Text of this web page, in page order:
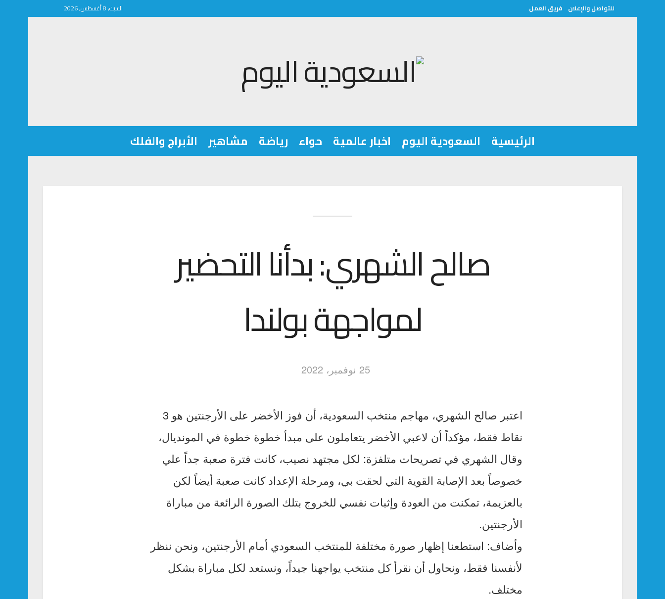
للتواصل والإعلان فريق العمل السبت, 8 أغسطس, 2026
الرئيسية السعودية اليوم اخبار عالمية حواء رياضة مشاهير الأبراج والفلك
صالح الشهري: بدأنا التحضير
لمواجهة بولندا
25 نوفمبر، 2022
اعتبر صالح الشهري، مهاجم منتخب السعودية، أن فوز الأخضر على الأرجنتين هو 3
نقاط فقط، مؤكداً أن لاعبي الأخضر يتعاملون على مبدأ خطوة خطوة في المونديال،
وقال الشهري في تصريحات متلفزة: لكل مجتهد نصيب، كانت فترة صعبة جداً علي
خصوصاً بعد الإصابة القوية التي لحقت بي، ومرحلة الإعداد كانت صعبة أيضاً لكن
بالعزيمة، تمكنت من العودة وإثبات نفسي للخروج بتلك الصورة الرائعة من مباراة
الأرجنتين.
وأضاف: استطعنا إظهار صورة مختلفة للمنتخب السعودي أمام الأرجنتين، ونحن ننظر
لأنفسنا فقط، ونحاول أن نقرأ كل منتخب يواجهنا جيداً، ونستعد لكل مباراة بشكل
مختلف.